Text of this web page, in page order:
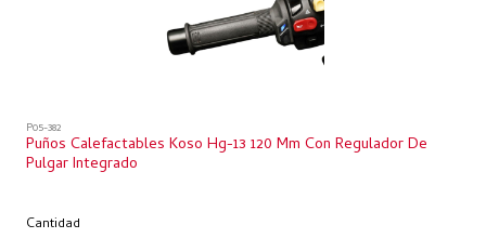
P05-382
Puños Calefactables Koso Hg-13 120 Mm Con Regulador De
Pulgar Integrado
Cantidad